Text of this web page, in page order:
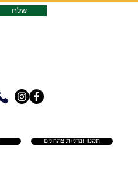
שלח
תקנון ומדניות צהרונים